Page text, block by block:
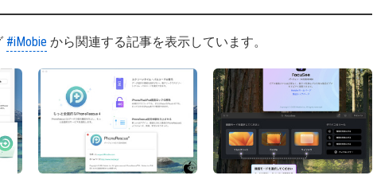
#iMobie から関連する記事を表示しています。